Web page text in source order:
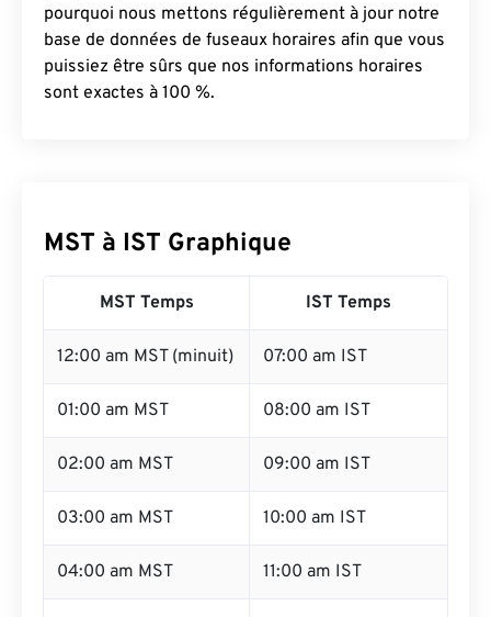
pourquoi nous mettons régulièrement à jour notre
base de données de fuseaux horaires afin que vous
puissiez être sûrs que nos informations horaires
sont exactes à 100 %.
MST à IST Graphique
MST Temps IST Temps
12:00 am MST (minuit) 07:00 am IST
01:00 am MST 08:00 am IST
02:00 am MST 09:00 am IST
03:00 am MST 10:00 am IST
04:00 am MST 11:00 am IST